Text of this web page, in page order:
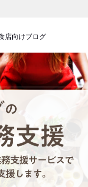
店向けブログ
食べロ